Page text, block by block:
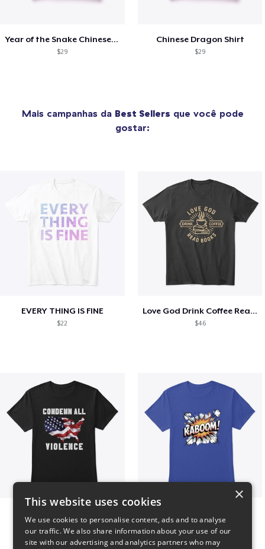
Year of the Snake Chinese New Year
$29
Chinese Dragon Shirt
$29
Mais campanhas da Best Sellers que você pode
gostar:
EVERY THING IS FINE
$22
Love God Drink Coffee Read Books
$46
$41 $23
×
This website uses cookies
We use cookies to personalise content, ads and to analyse
our traffic. We also share information about your use of our
site with our advertising and analytics partners who may